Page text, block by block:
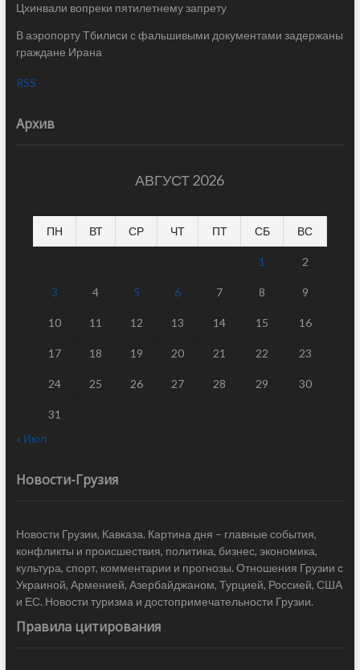
Цхинвали вопреки пятилетнему запрету
В аэропорту Тбилиси с фальшивыми документами задержаны
граждане Ирана
RSS
Архив
АВГУСТ 2026
ПН ВТ СР ЧТ ПТ СБ ВС
1 2
3 4 5 6 7 8 9
10 11 12 13 14 15 16
17 18 19 20 21 22 23
24 25 26 27 28 29 30
31
« Июл
Новости-Грузия
Новости Грузии, Кавказа. Картина дня – главные события,
конфликты и происшествия, политика, бизнес, экономика,
культура, спорт, комментарии и прогнозы. Отношения Грузии с
Украиной, Арменией, Азербайджаном, Турцией, Россией, США
и ЕС. Новости туризма и достопримечательности Грузии.
Правила цитирования